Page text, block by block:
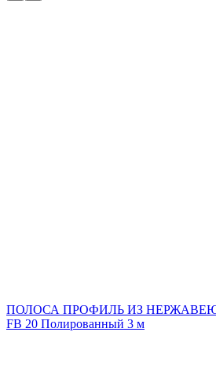
ПОЛОСА ПРОФИЛЬ ИЗ
FB 20 Полированный 3 м